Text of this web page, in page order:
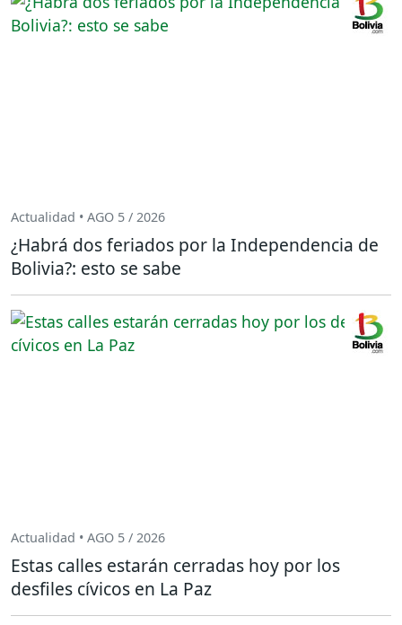
Actualidad • AGO 5 / 2026
¿Habrá dos feriados por la Independencia de
Bolivia?: esto se sabe
Actualidad • AGO 5 / 2026
Estas calles estarán cerradas hoy por los
desfiles cívicos en La Paz